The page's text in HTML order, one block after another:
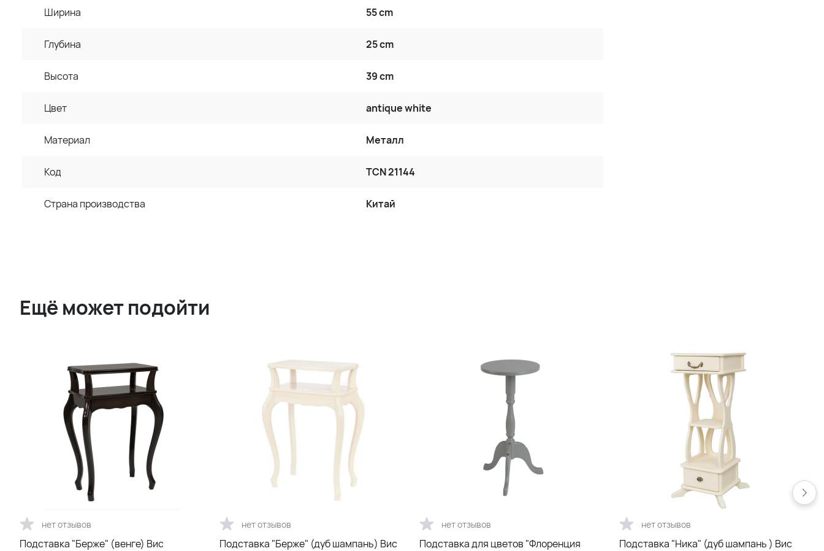
Ширина 55 cm
Глубина 25 cm
Высота 39 cm
Цвет antique white
Материал Металл
Код TCN 21144
Страна производства Китай
Ещё может подойти
нет отзывов
Подставка "Берже" (венге) Вис
нет отзывов
Подставка "Берже" (дуб шампань) Вис
нет отзывов
Подставка для цветов "Флоренция
нет отзывов
Подставка "Ника" (дуб шампань ) Вис